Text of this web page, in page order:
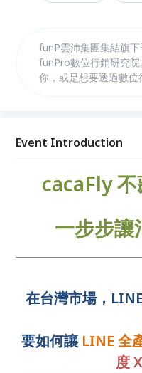
funP雲沛集團集結旗
funPro數位行銷研究
你，或是想要透過數
Event Introduction
cacaFly
一步步讓
在台灣市場，
要如何讓 LINE 全
度